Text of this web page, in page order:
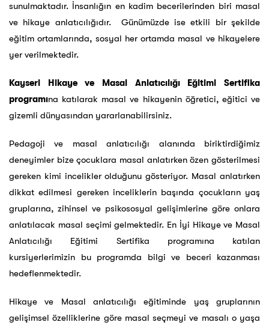
sunulmaktadır. İnsanlığın en kadim becerilerinden biri masal
ve hikaye anlatıcılığıdır. Günümüzde ise etkili bir şekilde
eğitim ortamlarında, sosyal her ortamda masal ve hikayelere
yer verilmektedir.
Kayseri Hikaye ve Masal Anlatıcılığı Eğitimi Sertifika
programına katılarak masal ve hikayenin öğretici, eğitici ve
gizemli dünyasından yararlanabilirsiniz.
Pedagoji ve masal anlatıcılığı alanında biriktirdiğimiz
deneyimler bize çocuklara masal anlatırken özen gösterilmesi
gereken kimi incelikler olduğunu gösteriyor. Masal anlatırken
dikkat edilmesi gereken inceliklerin başında çocukların yaş
gruplarına, zihinsel ve psikososyal gelişimlerine göre onlara
anlatılacak masal seçimi gelmektedir. En İyi Hikaye ve Masal
Anlatıcılığı Eğitimi Sertifika programına katılan
kursiyerlerimizin bu programda bilgi ve beceri kazanması
hedeflenmektedir.
Hikaye ve Masal anlatıcılığı eğitiminde yaş gruplarının
gelişimsel özelliklerine göre masal seçmeyi ve masalı o yaşa